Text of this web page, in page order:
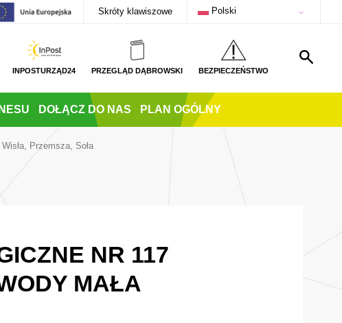
Skróty klawiszowe Polski
INPOSTURZĄD24 PRZEGLĄD DĄBROWSKI BEZPIECZEŃSTWO
DOŁĄCZ DO NAS PLAN OGÓLNY
Przemsza, Soła
NR 117
MAŁA